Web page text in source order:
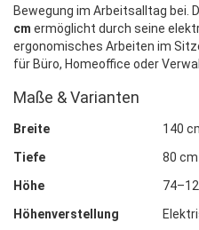
Bewegung im Arbeitsalltag bei.
cm ermöglicht durch seine
ergonomisches Arbeiten im
für Büro, Homeoffice oder
Maße & Varianten
Breite
140
Tiefe
80 cm
Höhe
Höhenverstellung